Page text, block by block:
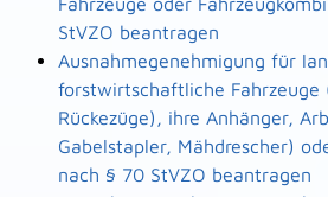
StVZO beantragen
Ausnahmegenehmigung für
forstwirtschaftliche Fahrzeuge
Rückezüge), ihre Anhänger,
Gabelstapler, Mähdrescher)
nach § 70 StVZO beantragen